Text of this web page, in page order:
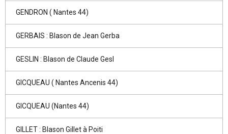
GENDRON ( Nantes 44)
GERBAIS : Blason de Jean Gerba
GESLIN : Blason de Claude Gesl
GICQUEAU ( Nantes Ancenis 44)
GICQUEAU (Nantes 44)
GILLET : Blason Gillet à Poiti